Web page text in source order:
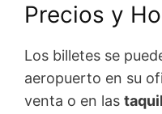
Precios y
Los billetes se
aeropuerto en su
venta o en las